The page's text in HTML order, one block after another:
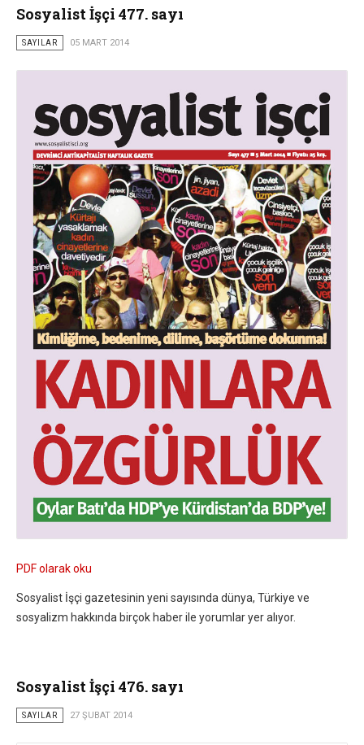
Sosyalist İşçi 477. sayı
SAYILAR 05 MART 2014
PDF olarak oku
Sosyalist İşçi gazetesinin yeni sayısında dünya, Türkiye ve
sosyalizm hakkında birçok haber ile yorumlar yer alıyor.
Sosyalist İşçi 476. sayı
SAYILAR 27 ŞUBAT 2014